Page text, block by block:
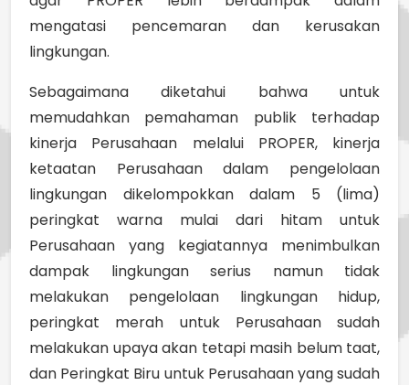
mengatasi pencemaran dan kerusakan
lingkungan.
Sebagaimana diketahui bahwa untuk
memudahkan pemahaman publik terhadap
kinerja Perusahaan melalui PROPER, kinerja
ketaatan Perusahaan dalam pengelolaan
lingkungan dikelompokkan dalam 5 (lima)
peringkat warna mulai dari hitam untuk
Perusahaan yang kegiatannya menimbulkan
dampak lingkungan serius namun tidak
melakukan pengelolaan lingkungan hidup,
peringkat merah untuk Perusahaan sudah
melakukan upaya akan tetapi masih belum taat,
dan Peringkat Biru untuk Perusahaan yang sudah